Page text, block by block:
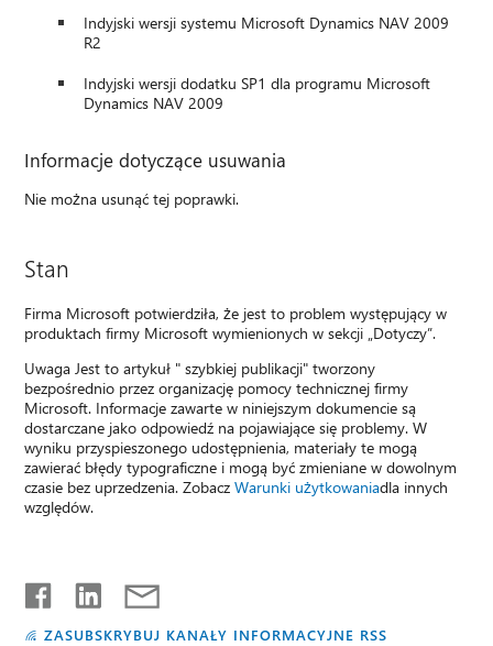
Indyjski wersji systemu Microsoft Dynamics NAV 2009
R2
Indyjski wersji dodatku SP1 dla programu Microsoft
Dynamics NAV 2009
Informacje dotyczące usuwania
Nie można usunąć tej poprawki.
Stan
Firma Microsoft potwierdziła, że jest to problem występujący w
produktach firmy Microsoft wymienionych w sekcji „Dotyczy”.
Uwaga Jest to artykuł " szybkiej publikacji" tworzony
bezpośrednio przez organizację pomocy technicznej firmy
Microsoft. Informacje zawarte w niniejszym dokumencie są
dostarczane jako odpowiedź na pojawiające się problemy. W
wyniku przyspieszonego udostępnienia, materiały te mogą
zawierać błędy typograficzne i mogą być zmieniane w dowolnym
czasie bez uprzedzenia. ZobaczWarunki użytkowaniadla innych
względów.
ZASUBSKRYBUJ KANAŁY INFORMACYJNE RSS